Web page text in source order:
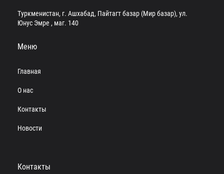
Туркменистан, г. Ашхабад, Пайтагт базар (Мир базар), ул.
Юнус Эмре , маг. 140
Меню
Главная
О нас
Контакты
Новости
Контакты